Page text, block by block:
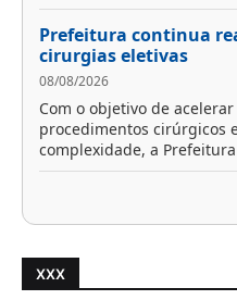
Prefeitura continua
cirurgias eletivas
08/08/2026
Com o objetivo de
procedimentos cirúrgicos
complexidade, a
XXX